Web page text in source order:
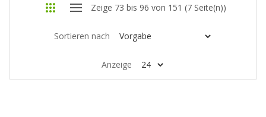
Zeige 73 bis 96 von 151 (7 Seite(n))
Sortieren nach
Anzeige